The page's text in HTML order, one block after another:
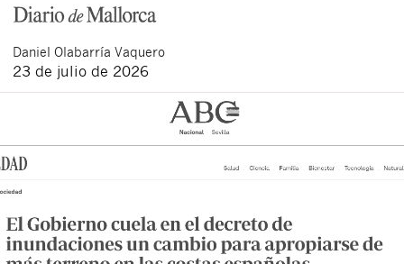
Daniel Olabarría Vaquero
23 de julio de 2026